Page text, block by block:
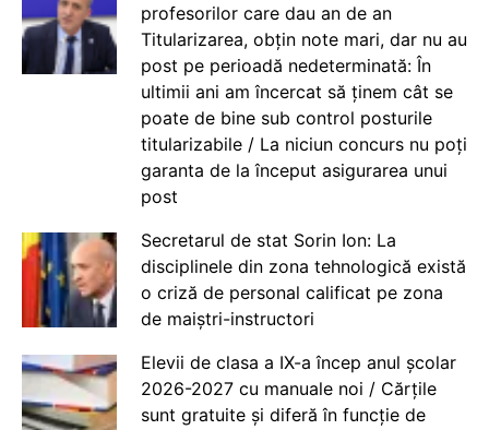
profesorilor care dau an de an
Titularizarea, obțin note mari, dar nu au
post pe perioadă nedeterminată: În
ultimii ani am încercat să ținem cât se
poate de bine sub control posturile
titularizabile / La niciun concurs nu poți
garanta de la început asigurarea unui
post
Secretarul de stat Sorin Ion: La
disciplinele din zona tehnologică există
o criză de personal calificat pe zona
de maiștri-instructori
Elevii de clasa a IX-a încep anul școlar
2026-2027 cu manuale noi / Cărțile
sunt gratuite și diferă în funcție de